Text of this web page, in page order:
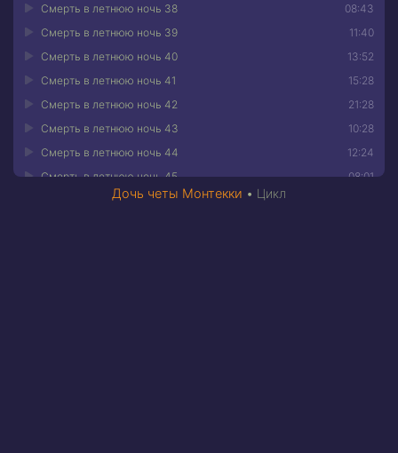
08:43
Смерть в летнюю ночь 38
11:40
Смерть в летнюю ночь 39
13:52
Смерть в летнюю ночь 40
15:28
Смерть в летнюю ночь 41
21:28
Смерть в летнюю ночь 42
10:28
Смерть в летнюю ночь 43
12:24
Смерть в летнюю ночь 44
08:01
Смерть в летнюю ночь 45
Смерть в летнюю ночь 46Дочь четы Монтекки • Цикл